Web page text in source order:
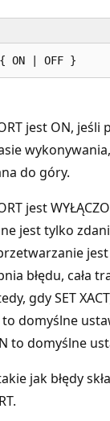
jest ON,
do góry.
jest
jest tylko
przetwarzanie
błędu, cała
gdy SET
to domyślne
to domyślne
jak błędy